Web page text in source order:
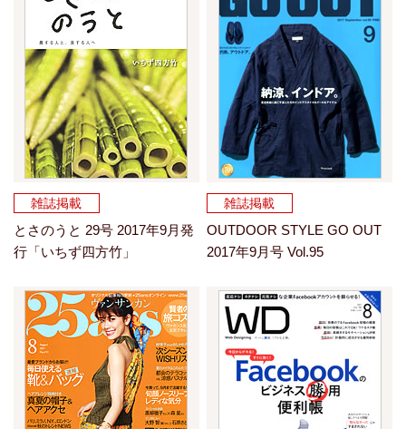
雑誌掲載
とさのうと 29号 2017年9月発
行「いちず四方竹」
雑誌掲載
OUTDOOR STYLE GO OUT
2017年9月号 Vol.95